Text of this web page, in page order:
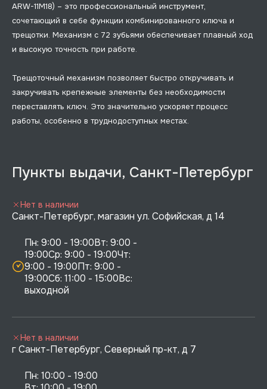
ARW-11M18) – это профессиональный инструмент,
сочетающий в себе функции комбинированного ключа и
трещотки. Механизм с 72 зубьями обеспечивает плавный ход
и высокую точность при работе.
Трещоточный механизм позволяет быстро откручивать и
закручивать крепежные элементы без необходимости
переставлять ключ. Это значительно ускоряет процесс
работы, особенно в труднодоступных местах.
Пункты выдачи, Санкт-Петербург
Санкт-Петербург, магазин ул. Софийская, д 14
Пн: 9:00 - 19:00Вт: 9:00 -
19:00Ср: 9:00 - 19:00Чт:
9:00 - 19:00Пт: 9:00 -
19:00Сб: 11:00 - 15:00Вс:
выходной
Нет в наличии
г Санкт-Петербург, Северный пр-кт, д 7
Пн: 10:00 - 19:00
Нет в наличии